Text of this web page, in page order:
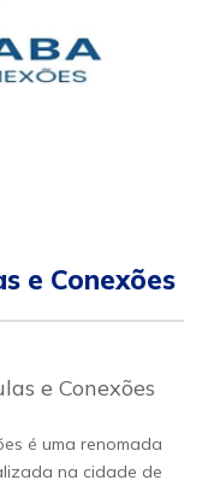
e Conexões
e Conexões
é uma renomada
na cidade de